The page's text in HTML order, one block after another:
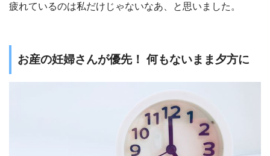
疲れているのは私だけじゃないなあ、と思いました。
お産の妊婦さんが優先！ 何もないまま夕方に